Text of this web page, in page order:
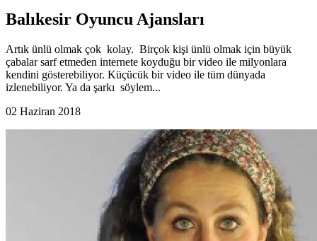
Balıkesir Oyuncu Ajansları
Artık ünlü olmak çok kolay. Birçok kişi ünlü olmak için büyük
çabalar sarf etmeden internete koyduğu bir video ile milyonlara
kendini gösterebiliyor. Küçücük bir video ile tüm dünyada
izlenebiliyor. Ya da şarkı söylem...
02 Haziran 2018